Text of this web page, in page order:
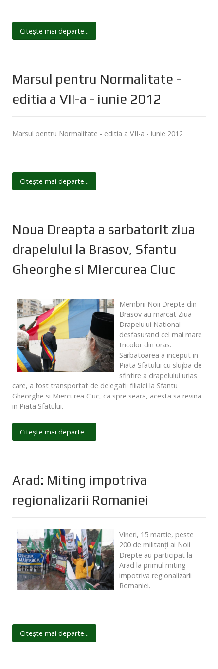
Citește mai departe...
Marsul pentru Normalitate -
editia a VII-a - iunie 2012
Marsul pentru Normalitate - editia a VII-a - iunie 2012
Citește mai departe...
Noua Dreapta a sarbatorit ziua
drapelului la Brasov, Sfantu
Gheorghe si Miercurea Ciuc
Membrii Noii Drepte din
Brasov au marcat Ziua
Drapelului National
desfasurand cel mai mare
tricolor din oras.
Sarbatoarea a inceput in
Piata Sfatului cu slujba de
sfintire a drapelului urias
care, a fost transportat de delegatii filialei la Sfantu
Gheorghe si Miercurea Ciuc, ca spre seara, acesta sa revina
in Piata Sfatului.
Citește mai departe...
Arad: Miting impotriva
regionalizarii Romaniei
Vineri, 15 martie, peste
200 de militanți ai Noii
Drepte au participat la
Arad la primul miting
impotriva regionalizarii
Romaniei.
Citește mai departe...